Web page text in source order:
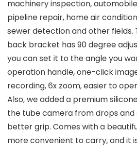
machinery inspection,
pipeline repair, home air
sewer detection and other fields.
back bracket has 90 degree
you can set it to the angle you
operation handle, one-click
recording, 6x zoom, easier to
Also, we added a premium
the tube camera from drops and
better grip. Comes with a
more convenient to carry, and it